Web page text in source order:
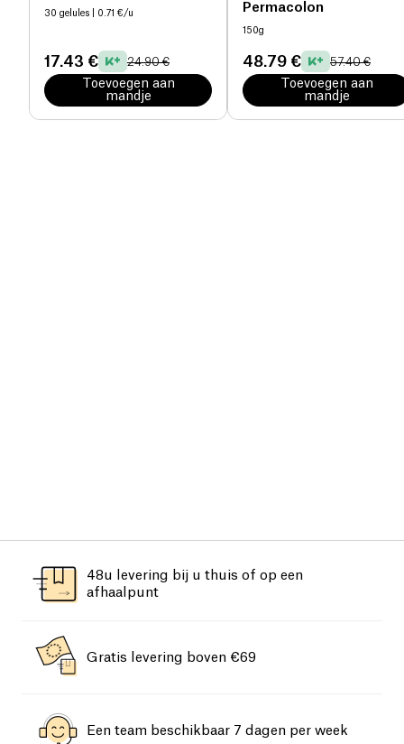
30 gelules | 0.71 €/u
17.43 € 24.90 €
Toevoegen aan
mandje
Permacolon
150g
48.79 € 57.40 €
Toevoegen aan
mandje
48u levering bij u thuis of op een
afhaalpunt
Gratis levering boven €69
Een team beschikbaar 7 dagen per week